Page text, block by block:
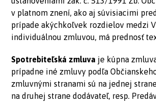
v platnom znení, ako aj súvisiacimi
prípade akýchkoľvek rozdielov medzi
individuálnou zmluvou, má prednosť
Spotrebiteľská zmluva je kúpna
prípadne iné zmluvy podľa
zmluvnými stranami sú na jednej
na druhej strane dodávateľ, resp.